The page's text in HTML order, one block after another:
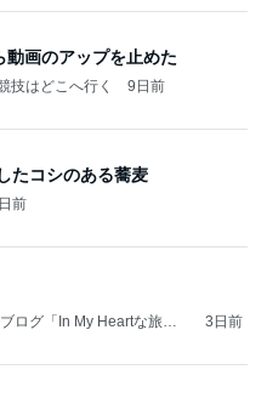
動画のアップを止めた
技はどこへ行く 9日前
たコシのある蕎麦
前
ログ「In My Heartな旅日
3日前